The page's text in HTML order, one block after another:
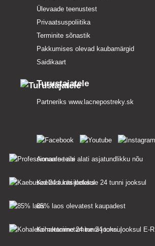
Ülevaade teenustest
Privaatsuspoliitika
Terminite sõnastik
Pakkumises olevad kaubamärgid
Saidikaart
Turustajatele
Partneriks www.lacnepostreky.sk
Anname teile alati asjatundlikku nõu
Kaebusi käsitletakse 24 tunni jooksul
85% laos olevatest kaupadest
Kohaletoimetamine 24 tunni jooksul E-R